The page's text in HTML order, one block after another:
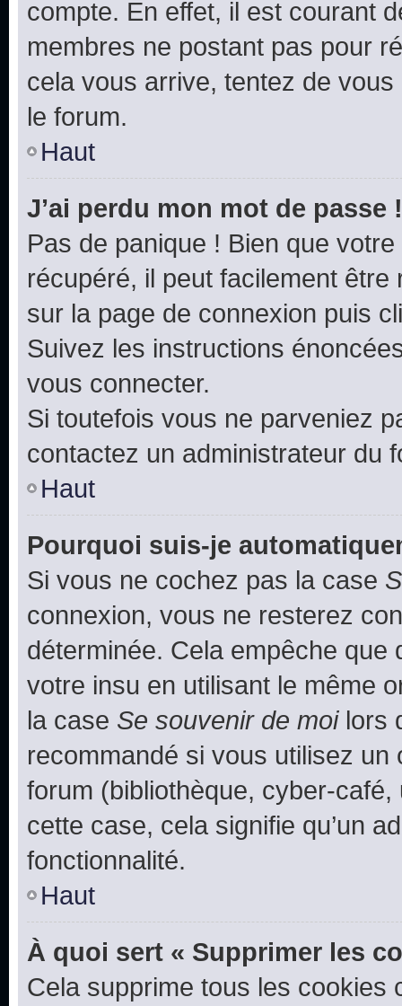
compte. En effet, il est courant
membres ne postant pas pour
cela vous arrive, tentez de
le forum.
Haut
J’ai perdu mon mot de passe !
Pas de panique ! Bien que
récupéré, il peut facilement
sur la page de connexion puis
Suivez les instructions
vous connecter.
Si toutefois vous ne parveniez
contactez un administrateur du
Haut
Pourquoi suis-je
Si vous ne cochez pas la case
connexion, vous ne resterez
déterminée. Cela empêche que
votre insu en utilisant le même
la case Se souvenir de moilors
recommandé si vous utilisez
forum (bibliothèque, cyber-
cette case, cela signifie qu’un
fonctionnalité.
Haut
À quoi sert « Supprimer les
Cela supprime tous les cookies